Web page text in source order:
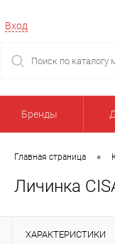
Вход
Бренды
Главная страница •
Личинка
ХАРАКТЕРИСТИКИ